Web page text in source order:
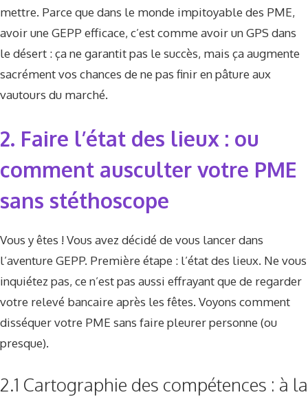
mettre. Parce que dans le monde impitoyable des PME,
avoir une GEPP efficace, c’est comme avoir un GPS dans
le désert : ça ne garantit pas le succès, mais ça augmente
sacrément vos chances de ne pas finir en pâture aux
vautours du marché.
2. Faire l’état des lieux : ou
comment ausculter votre PME
sans stéthoscope
Vous y êtes ! Vous avez décidé de vous lancer dans
l’aventure GEPP. Première étape : l’état des lieux. Ne vous
inquiétez pas, ce n’est pas aussi effrayant que de regarder
votre relevé bancaire après les fêtes. Voyons comment
disséquer votre PME sans faire pleurer personne (ou
presque).
2.1 Cartographie des compétences : à la